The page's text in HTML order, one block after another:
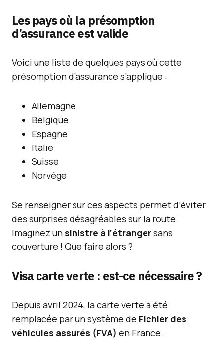
Les pays où la présomption
d’assurance est valide
Voici une liste de quelques pays où cette
présomption d’assurance s’applique :
Allemagne
Belgique
Espagne
Italie
Suisse
Norvège
Se renseigner sur ces aspects permet d’éviter
des surprises désagréables sur la route.
Imaginez un sinistre à l’étrangersans
couverture ! Que faire alors ?
Visa carte verte : est-ce nécessaire ?
Depuis avril 2024, la carte verte a été
remplacée par un système de Fichier des
véhicules assurés (FVA) en France.